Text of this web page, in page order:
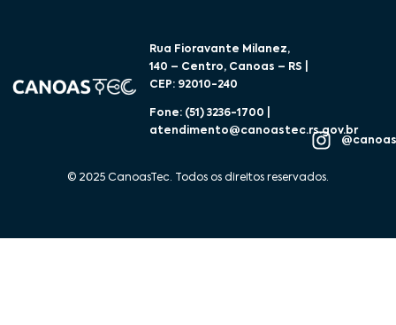
Rua Fioravante Milanez,
140 – Centro, Canoas – RS |
CEP: 92010-240
Fone: (51) 3236-1700 |
atendimento@canoastec.rs.gov.br
© 2025 CanoasTec. Todos os direitos reservados.